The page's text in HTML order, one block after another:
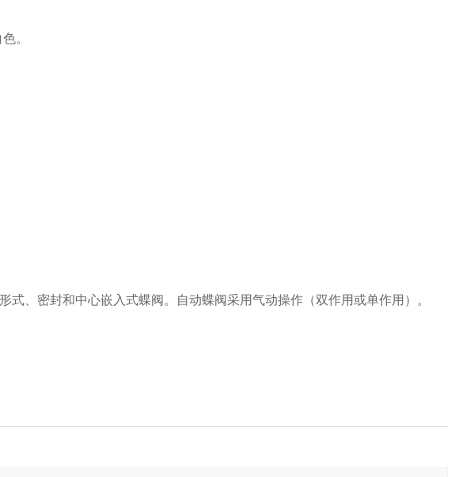
。
、密封和中心嵌入式蝶阀。自动蝶阀采用气动操作（双作用或单作用）。